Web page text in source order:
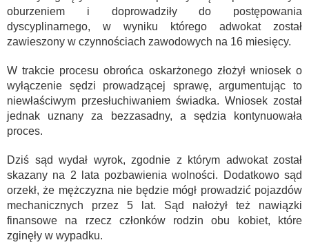
oburzeniem i doprowadziły do postępowania
dyscyplinarnego, w wyniku którego adwokat został
zawieszony w czynnościach zawodowych na 16 miesięcy. ​
W trakcie procesu obrońca oskarżonego złożył wniosek o
wyłączenie sędzi prowadzącej sprawę, argumentując to
niewłaściwym przesłuchiwaniem świadka. Wniosek został
jednak uznany za bezzasadny, a sędzia kontynuowała
proces.
Dziś sąd wydał wyrok, zgodnie z którym adwokat został
skazany na 2 lata pozbawienia wolności. Dodatkowo sąd
orzekł, że mężczyzna nie będzie mógł prowadzić pojazdów
mechanicznych przez 5 lat. Sąd nałożył też nawiązki
finansowe na rzecz członków rodzin obu kobiet, które
zginęły w wypadku.